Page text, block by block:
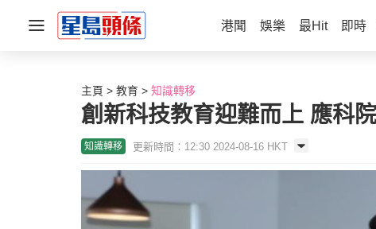
港聞 娛樂 最Hit 即時
主頁 教育 知識轉移
創新科技教育迎難而上 應科
知識轉移 更新時間：12:30 2024-08-16 HKT